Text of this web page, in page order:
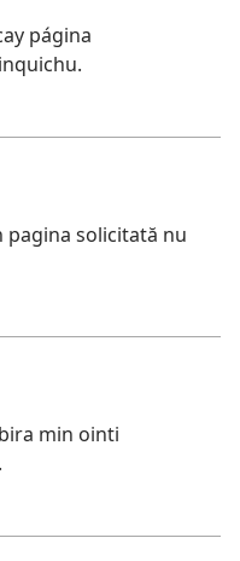
página
pagina solicitată nu
min ointi